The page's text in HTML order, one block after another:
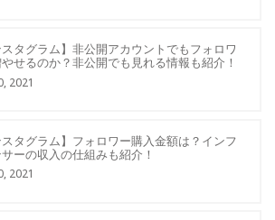
スタグラム】非公開アカウントでもフォロワ
せるのか？非公開でも見れる情報も紹介！
2021
スタグラム】フォロワー購入金額は？インフ
ーの収入の仕組みも紹介！
2021